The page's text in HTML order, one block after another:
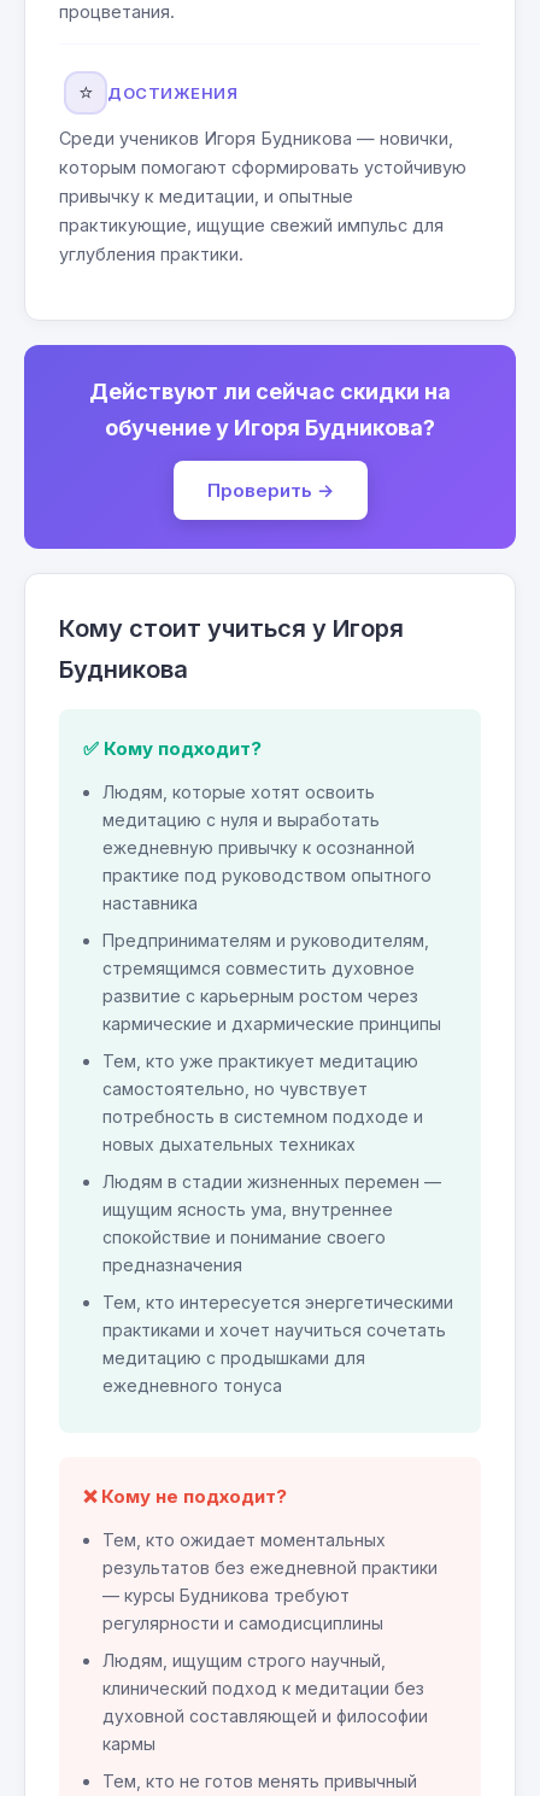
процветания.
⭐ ДОСТИЖЕНИЯ
Среди учеников Игоря Будникова — новички,
которым помогают сформировать устойчивую
привычку к медитации, и опытные
практикующие, ищущие свежий импульс для
углубления практики.
Действуют ли сейчас скидки на
обучение у Игоря Будникова?
Проверить →
Кому стоит учиться у Игоря
Будникова
✅ Кому подходит?
Людям, которые хотят освоить
медитацию с нуля и выработать
ежедневную привычку к осознанной
практике под руководством опытного
наставника
Предпринимателям и руководителям,
стремящимся совместить духовное
развитие с карьерным ростом через
кармические и дхармические принципы
Тем, кто уже практикует медитацию
самостоятельно, но чувствует
потребность в системном подходе и
новых дыхательных техниках
Людям в стадии жизненных перемен —
ищущим ясность ума, внутреннее
спокойствие и понимание своего
предназначения
Тем, кто интересуется энергетическими
практиками и хочет научиться сочетать
медитацию с продышками для
ежедневного тонуса
❌ Кому не подходит?
Тем, кто ожидает моментальных
результатов без ежедневной практики
— курсы Будникова требуют
регулярности и самодисциплины
Людям, ищущим строго научный,
клинический подход к медитации без
духовной составляющей и философии
кармы
Тем, кто не готов менять привычный